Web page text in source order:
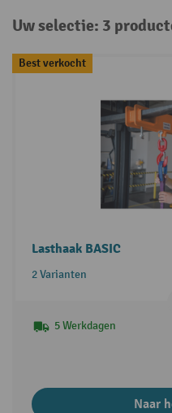
Uw selectie: 3
Best verkocht
Lasthaak BASIC
2 Varianten
5 Werkdagen
Naar